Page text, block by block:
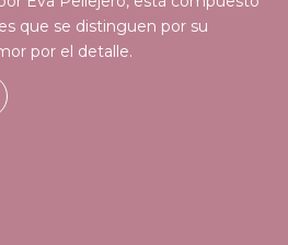
que se distinguen por su
por el detalle.